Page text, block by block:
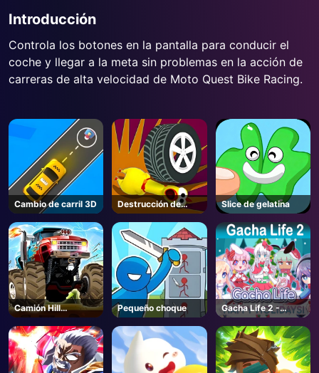
Introducción
Controla los botones en la pantalla para conducir el
coche y llegar a la meta sin problemas en la acción de
carreras de alta velocidad de Moto Quest Bike Racing.
Cambio de carril 3D
Destrucción de
ruedas
Slice de gelatina
Camión Hill
Escalada
Pequeño choque
Gacha Life 2 -
Juegos Unblocked